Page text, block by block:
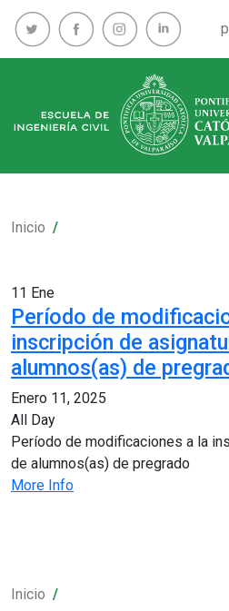
Inicio
11 Ene
Período de
inscripción de
alumnos(as) de
Enero 11, 2025
All Day
Período de modificaciones a la
de alumnos(as) de pregrado
More Info
Inicio